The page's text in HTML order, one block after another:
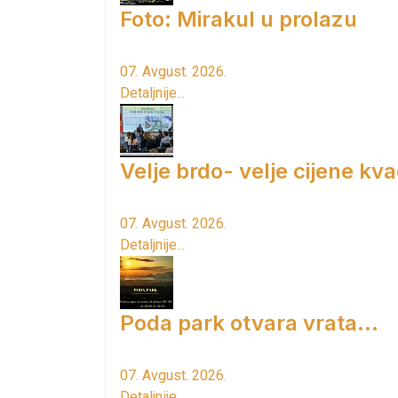
Foto: Mirakul u prolazu
07. Avgust. 2026.
Detaljnije...
Velje brdo- velje cijene
07. Avgust. 2026.
Detaljnije...
Poda park otvara vrata...
07. Avgust. 2026.